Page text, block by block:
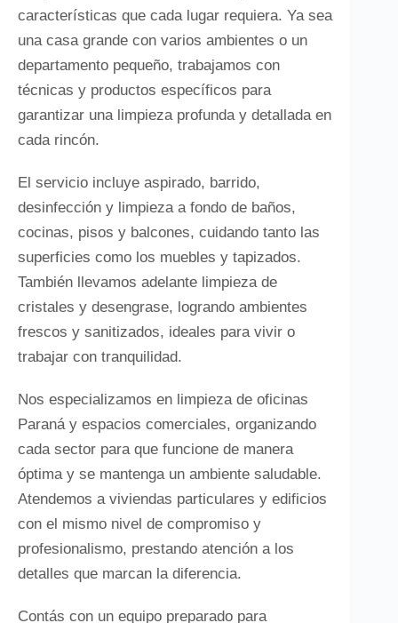
características que cada lugar requiera. Ya sea
una casa grande con varios ambientes o un
departamento pequeño, trabajamos con
técnicas y productos específicos para
garantizar una limpieza profunda y detallada en
cada rincón.
El servicio incluye aspirado, barrido,
desinfección y limpieza a fondo de baños,
cocinas, pisos y balcones, cuidando tanto las
superficies como los muebles y tapizados.
También llevamos adelante limpieza de
cristales y desengrase, logrando ambientes
frescos y sanitizados, ideales para vivir o
trabajar con tranquilidad.
Nos especializamos en limpieza de oficinas
Paraná y espacios comerciales, organizando
cada sector para que funcione de manera
óptima y se mantenga un ambiente saludable.
Atendemos a viviendas particulares y edificios
con el mismo nivel de compromiso y
profesionalismo, prestando atención a los
detalles que marcan la diferencia.
Contás con un equipo preparado para